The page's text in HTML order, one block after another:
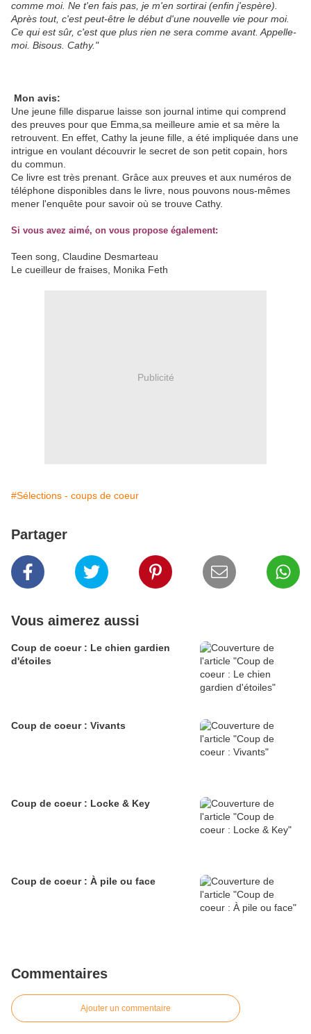
comme moi. Ne t'en fais pas, je m'en sortirai (enfin j'espère).
Après tout, c'est peut-être le début d'une nouvelle vie pour moi.
Ce qui est sûr, c'est que plus rien ne sera comme avant. Appelle-
moi. Bisous. Cathy."
Mon avis:
Une jeune fille disparue laisse son journal intime qui comprend
des preuves pour que Emma,sa meilleure amie et sa mère la
retrouvent. En effet, Cathy la jeune fille, a été impliquée dans une
intrigue en voulant découvrir le secret de son petit copain, hors
du commun.
Ce livre est très prenant. Grâce aux preuves et aux numéros de
téléphone disponibles dans le livre, nous pouvons nous-mêmes
mener l'enquête pour savoir où se trouve Cathy.
Si vous avez aimé, on vous propose également:
Teen song, Claudine Desmarteau
Le cueilleur de fraises, Monika Feth
Publicité
#Sélections - coups de coeur
Partager
Vous aimerez aussi
Coup de coeur : Le chien gardien
d'étoiles
Coup de coeur : Vivants
Coup de coeur : Locke & Key
Coup de coeur : À pile ou face
Commentaires
Ajouter un commentaire